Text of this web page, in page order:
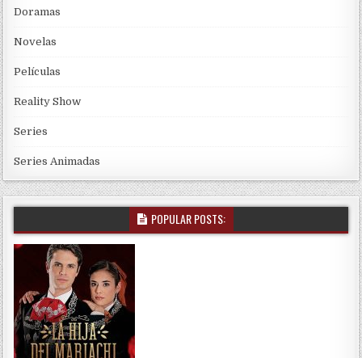
Doramas
Novelas
Películas
Reality Show
Series
Series Animadas
POPULAR POSTS: